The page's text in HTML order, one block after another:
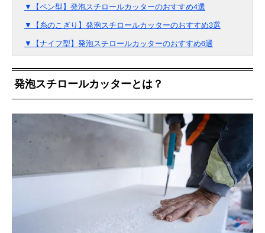
▼【ペン型】発泡スチロールカッターのおすすめ4選
▼【糸のこぎり】発泡スチロールカッターのおすすめ3選
▼【ナイフ型】発泡スチロールカッターのおすすめ6選
発泡スチロールカッターとは？